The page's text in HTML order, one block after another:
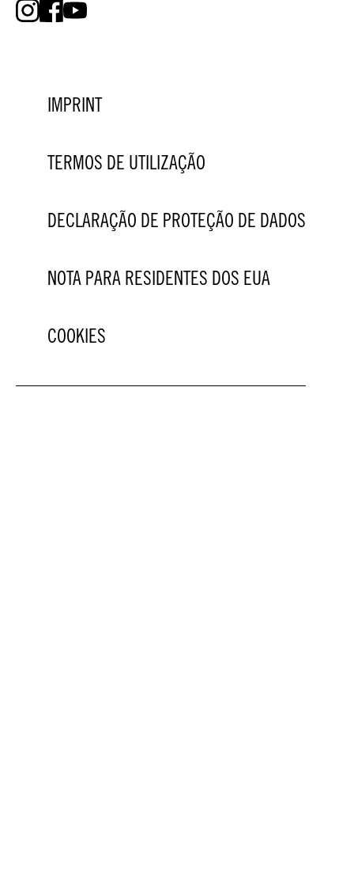
IMPRINT
TERMOS DE UTILIZAÇÃO
DECLARAÇÃO DE PROTEÇÃO DE DADOS
NOTA PARA RESIDENTES DOS EUA
COOKIES